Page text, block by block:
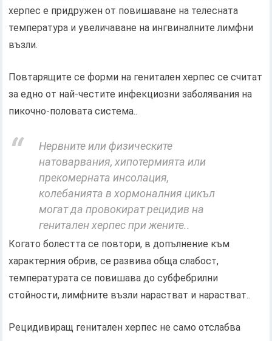
херпес е придружен от повишаване на телесната
температура и увеличаване на ингвиналните лимфни
възли.
Повтарящите се форми на генитален херпес се считат
за едно от най-честите инфекциозни заболявания на
пикочно-половата система..
Нервните или физическите
натоварвания, хипотермията или
прекомерната инсолация,
колебанията в хормоналния цикъл
могат да провокират рецидив на
генитален херпес при жените..
Когато болестта се повтори, в допълнение към
характерния обрив, се развива обща слабост,
температурата се повишава до субфебрилни
стойности, лимфните възли нарастват и нарастват..
Рецидивиращ генитален херпес не само отслабва